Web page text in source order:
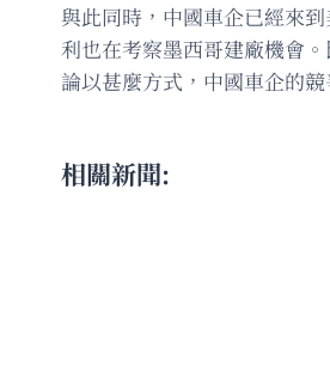
與此同時，中國車企已經來
利也在考察墨西哥建廠機會
論以甚麼方式，中國車企的
相關新聞: